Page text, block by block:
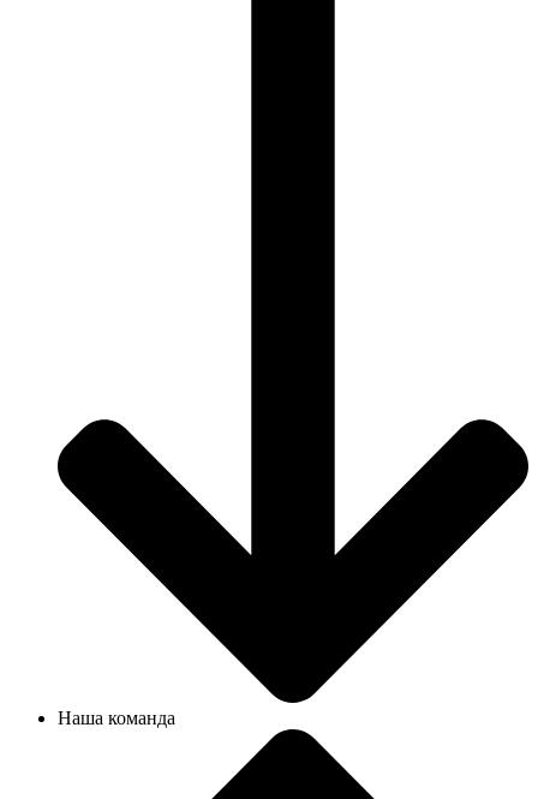
Наша команда